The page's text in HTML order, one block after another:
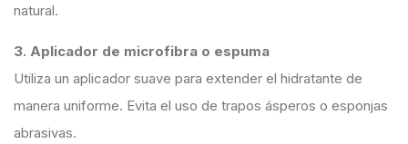
natural.
3. Aplicador de microfibra o espuma
Utiliza un aplicador suave para extender el hidratante de
manera uniforme. Evita el uso de trapos ásperos o esponjas
abrasivas.